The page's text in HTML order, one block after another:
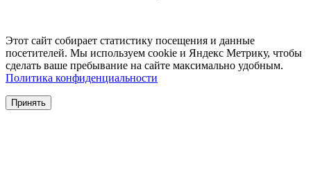
Этот сайт собирает статистику посещения и данные
посетителей. Мы используем cookie и Яндекс Метрику, чтобы
сделать ваше пребывание на сайте максимально удобным.
Политика конфиденциальности
Принять